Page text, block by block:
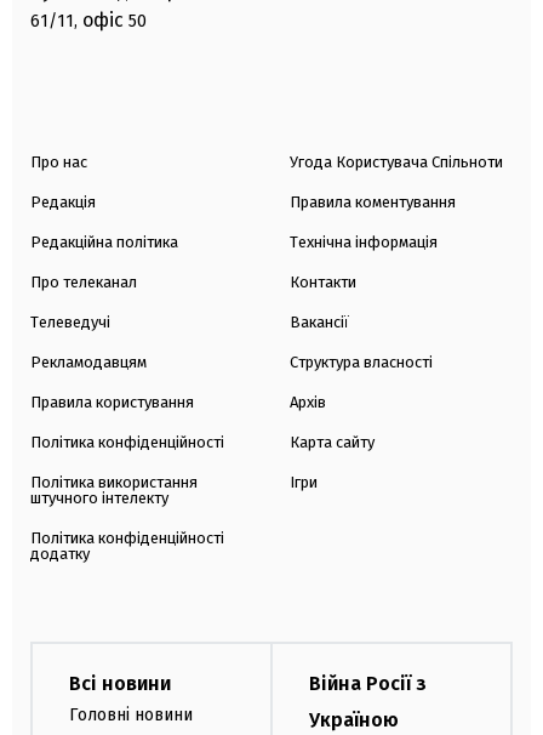
61/11, офіс 50
Про нас
Редакція
Редакційна політика
Про телеканал
Телеведучі
Рекламодавцям
Правила користування
Політика конфіденційності
Політика використання
штучного інтелекту
Політика конфіденційності
додатку
Угода Користувача Спільноти
Правила коментування
Технічна інформація
Контакти
Вакансії
Структура власності
Архів
Карта сайту
Ігри
Всі новини
Головні новини
Війна Росії з
Україною